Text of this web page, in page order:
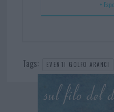
+
Tags: EVENTI GOLFO ARANCI